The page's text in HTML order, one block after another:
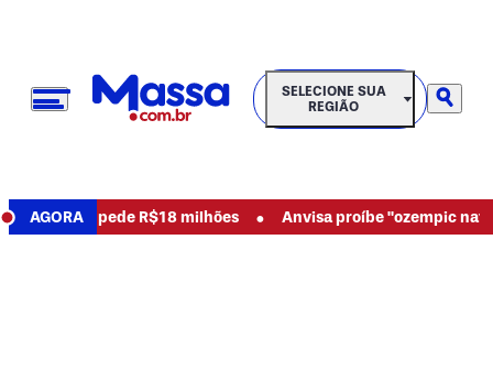
SELECIONE SUA REGIÃO
SELECIONE SUA
REGIÃO
AGORA
e pede R$18 milhões • Anvisa proíbe "ozempic natural"